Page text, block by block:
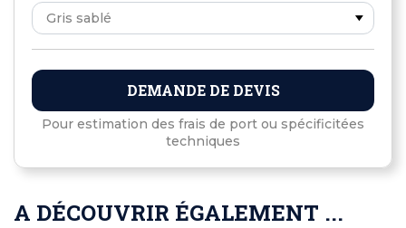
DEMANDE DE DEVIS
Pour estimation des frais de port ou spécificitées
techniques
A DÉCOUVRIR ÉGALEMENT ...